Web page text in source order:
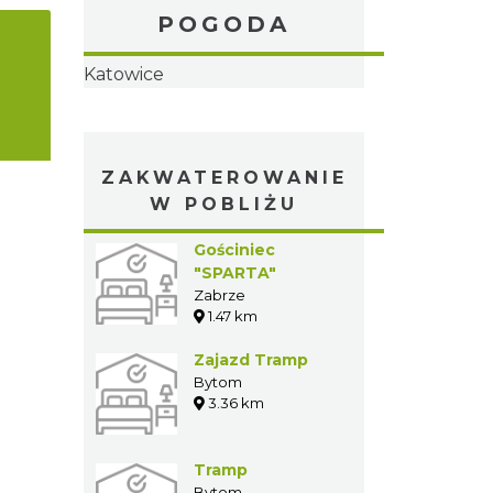
POGODA
Katowice
ZAKWATEROWANIE
W POBLIŻU
Gościniec
"SPARTA"
Zabrze
1.47 km
Zajazd Tramp
Bytom
3.36 km
Tramp